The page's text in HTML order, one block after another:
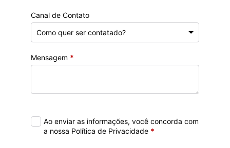
Canal de Contato
Mensagem *
Ao enviar as informações, você concorda com
a nossa Política de Privacidade *